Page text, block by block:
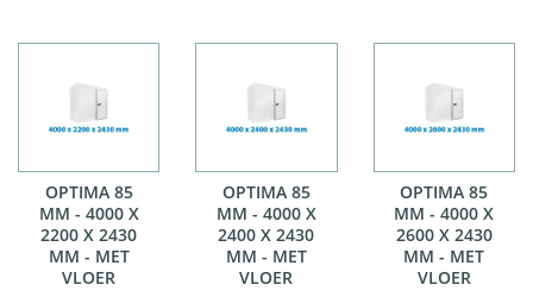
OPTIMA 85
MM - 4000 X
2200 X 2430
MM - MET
VLOER
OPTIMA 85
MM - 4000 X
2400 X 2430
MM - MET
VLOER
OPTIMA 85
MM - 4000 X
2600 X 2430
MM - MET
VLOER